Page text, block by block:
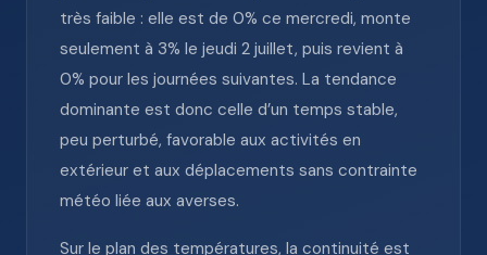
très faible : elle est de 0% ce mercredi, monte
seulement à 3% le jeudi 2 juillet, puis revient à
0% pour les journées suivantes. La tendance
dominante est donc celle d’un temps stable,
peu perturbé, favorable aux activités en
extérieur et aux déplacements sans contrainte
météo liée aux averses.
Sur le plan des températures, la continuité est